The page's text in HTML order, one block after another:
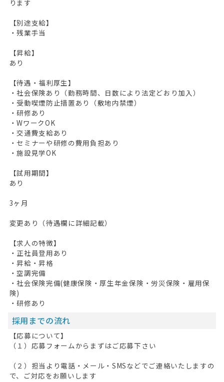
HOME
無料会員登録
ログイン
キープした求人 0
最近見た求人
お問い合わせ
掲載希望の方へ
ります
【別途支給】
・残業手当
【昇給】
あり
【待遇・福利厚生】
・社会保険あり（勤務時間、日数により法定どおり加入）
・受動喫煙防止措置あり（敷地内禁煙）
・研修あり
・WワークOK
・交通費支給あり
・セミナーや研修の費用負担あり
・施設見学OK
【試用期間】
あり
3ヶ月
変更あり（待遇欄に詳細記載）
【求人の特徴】
・正社員登用あり
・昇給・昇格
・空調完備
・社会保険完備(健康保険・厚生年金保険・労災保険・雇用保
険)
・研修あり
採用までの流れ
【応募について】
（１）応募フォームからまずはご応募下さい
（２）担当より電話・メール・SMSなどでご連絡いたしますの
で、ご対応をお願いします